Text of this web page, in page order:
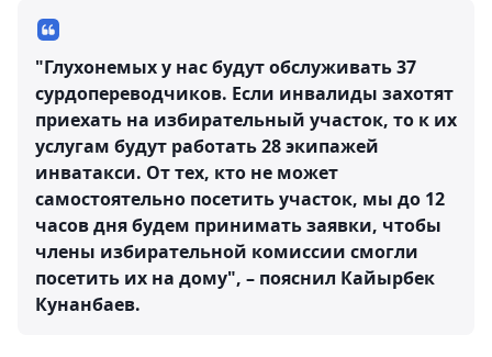
"Глухонемых у нас будут обслуживать 37
сурдопереводчиков. Если инвалиды захотят
приехать на избирательный участок, то к их
услугам будут работать 28 экипажей
инватакси. От тех, кто не может
самостоятельно посетить участок, мы до 12
часов дня будем принимать заявки, чтобы
члены избирательной комиссии смогли
посетить их на дому", – пояснил Кайырбек
Кунанбаев.